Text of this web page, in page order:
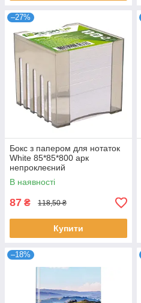
–27%
Бокс з папером для нотаток
White 85*85*800 арк
непроклеєний
В наявності
87 ₴ 118,50 ₴
Купити
–18%